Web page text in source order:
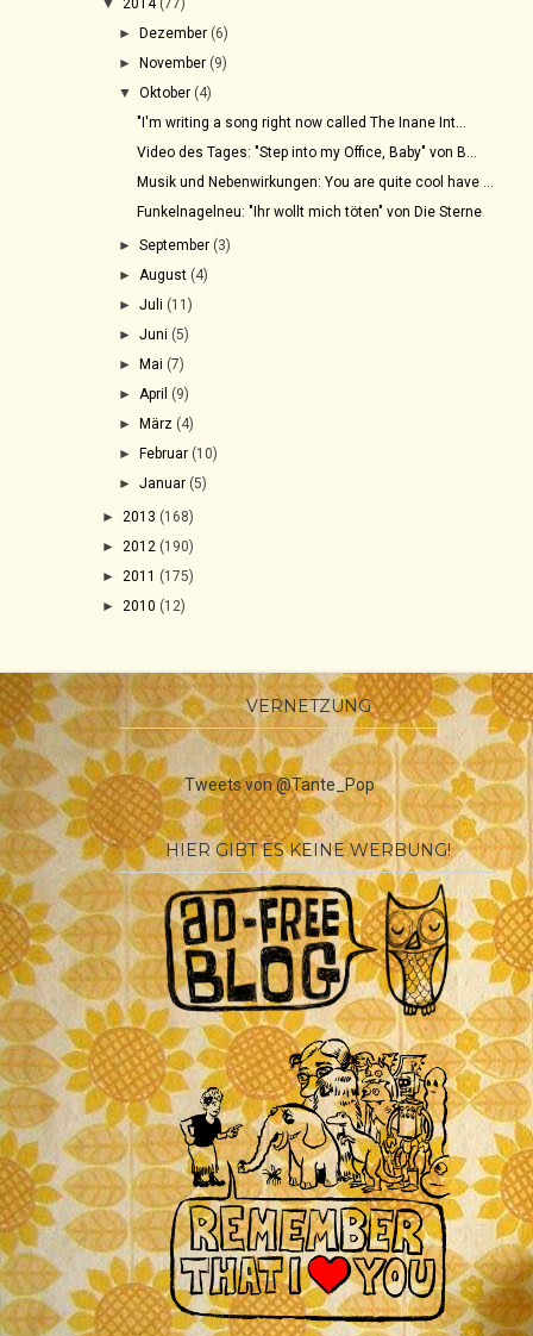
►Dezember (6)
►November (9)
▼Oktober (4)
"I'm writing a song right now called The Inane Int...
Video des Tages: "Step into my Office, Baby" von B...
Musik und Nebenwirkungen: You are quite cool have ...
Funkelnagelneu: "Ihr wollt mich töten" von Die Sterne
►September (3)
► August (4)
►Juli (11)
►Juni (5)
►Mai (7)
► April (9)
►März (4)
►Februar (10)
►Januar (5)
► 2013 (168)
► 2012 (190)
► 2011 (175)
► 2010 (12)
VERNETZUNG
Tweets von @Tante_Pop
HIER GIBT ES KEINE WERBUNG!